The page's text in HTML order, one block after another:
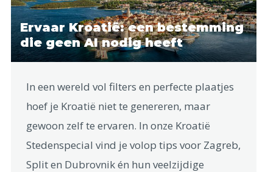
Ervaar Kroatië: een bestemming
die geen AI nodig heeft
In een wereld vol filters en perfecte plaatjes
hoef je Kroatië niet te genereren, maar
gewoon zelf te ervaren. In onze Kroatië
Stedenspecial vind je volop tips voor Zagreb,
Split en Dubrovnik én hun veelzijdige